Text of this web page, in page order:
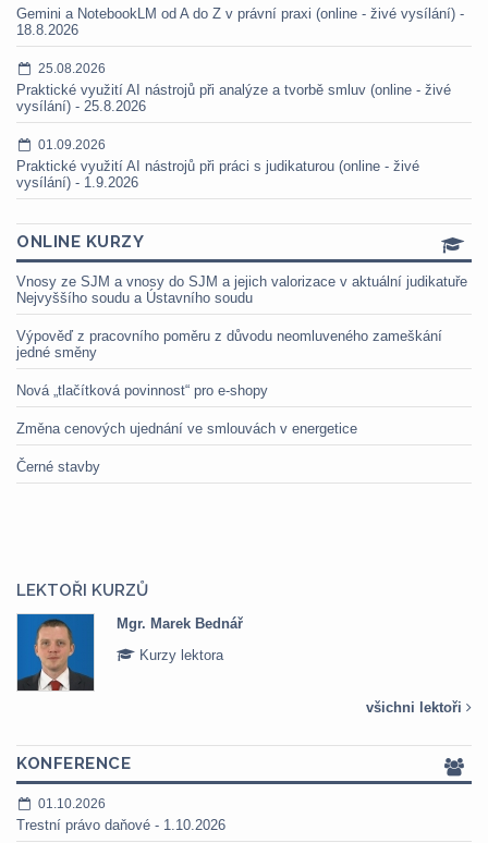
Gemini a NotebookLM od A do Z v právní praxi (online - živé vysílání) -
18.8.2026
25.08.2026
Praktické využití AI nástrojů při analýze a tvorbě smluv (online - živé
vysílání) - 25.8.2026
01.09.2026
Praktické využití AI nástrojů při práci s judikaturou (online - živé
vysílání) - 1.9.2026
ONLINE KURZY
Vnosy ze SJM a vnosy do SJM a jejich valorizace v aktuální judikatuře
Nejvyššího soudu a Ústavního soudu
Výpověď z pracovního poměru z důvodu neomluveného zameškání
jedné směny
Nová „tlačítková povinnost“ pro e-shopy
Změna cenových ujednání ve smlouvách v energetice
Černé stavby
LEKTOŘI KURZŮ
Mgr. Marek Bednář
Kurzy lektora
všichni lektoři
KONFERENCE
01.10.2026
Trestní právo daňové - 1.10.2026